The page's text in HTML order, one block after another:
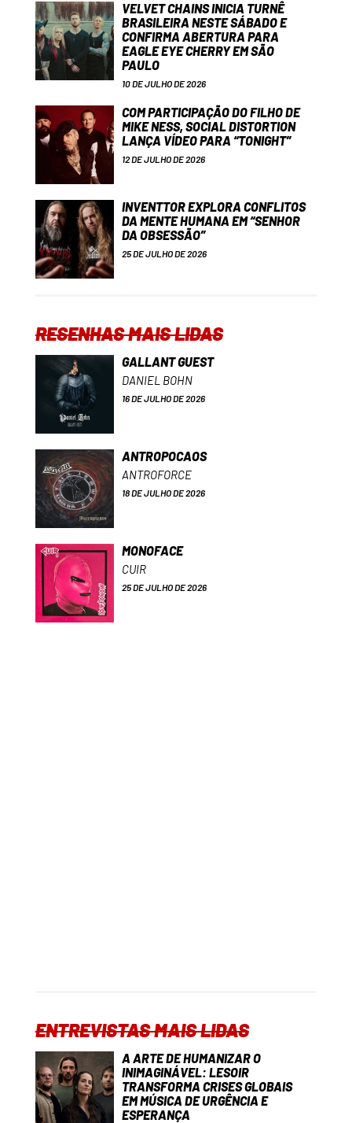
VELVET CHAINS INICIA TURNÊ
BRASILEIRA NESTE SÁBADO E
CONFIRMA ABERTURA PARA
EAGLE EYE CHERRY EM SÃO
PAULO
10 DE JULHO DE 2026
COM PARTICIPAÇÃO DO FILHO DE
MIKE NESS, SOCIAL DISTORTION
LANÇA VÍDEO PARA “TONIGHT”
12 DE JULHO DE 2026
INVENTTOR EXPLORA CONFLITOS
DA MENTE HUMANA EM “SENHOR
DA OBSESSÃO”
25 DE JULHO DE 2026
RESENHAS MAIS LIDAS
GALLANT GUEST
DANIEL BOHN
16 DE JULHO DE 2026
ANTROPOCAOS
ANTROFORCE
18 DE JULHO DE 2026
MONOFACE
CUIR
25 DE JULHO DE 2026
ENTREVISTAS MAIS LIDAS
A ARTE DE HUMANIZAR O
INIMAGINÁVEL: LESOIR
TRANSFORMA CRISES GLOBAIS
EM MÚSICA DE URGÊNCIA E
ESPERANÇA